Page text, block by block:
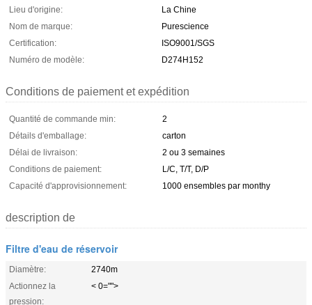
Lieu d'origine:
La Chine
Nom de marque:
Purescience
Certification:
ISO9001/SGS
Numéro de modèle:
D274H152
Conditions de paiement et expédition
Quantité de commande min:
2
Détails d'emballage:
carton
Délai de livraison:
2 ou 3 semaines
Conditions de paiement:
L/C, T/T, D/P
Capacité d'approvisionnement:
1000 ensembles par monthy
description de
Filtre d'eau de réservoir
Diamètre:
2740m
Actionnez la
pression:
< 0="">